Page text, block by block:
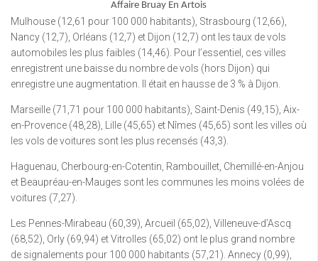
Affaire Bruay En Artois
Mulhouse (12,61 pour 100 000 habitants), Strasbourg (12,66),
Nancy (12,7), Orléans (12,7) et Dijon (12,7) ont les taux de vols
automobiles les plus faibles (14,46). Pour l’essentiel, ces villes
enregistrent une baisse du nombre de vols (hors Dijon) qui
enregistre une augmentation. Il était en hausse de 3 % à Dijon.
Marseille (71,71 pour 100 000 habitants), Saint-Denis (49,15), Aix-
en-Provence (48,28), Lille (45,65) et Nîmes (45,65) sont les villes où
les vols de voitures sont les plus recensés (43,3).
Haguenau, Cherbourg-en-Cotentin, Rambouillet, Chemillé-en-Anjou
et Beaupréau-en-Mauges sont les communes les moins volées de
voitures (7,27).
Les Pennes-Mirabeau (60,39), Arcueil (65,02), Villeneuve-d’Ascq
(68,52), Orly (69,94) et Vitrolles (65,02) ont le plus grand nombre
de signalements pour 100 000 habitants (57,21). Annecy (0,99),